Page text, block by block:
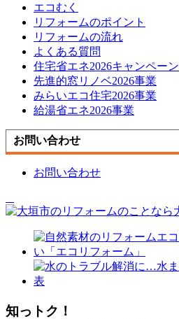
エコむく
リフォームのポイント
リフォームの流れ
よくある質問
住宅省エネ2026キャンペーン
先進的窓リノベ2026事業
みらいエコ住宅2026事業
給湯省エネ2026事業
お問い合わせ
お問い合わせ
知っトク！